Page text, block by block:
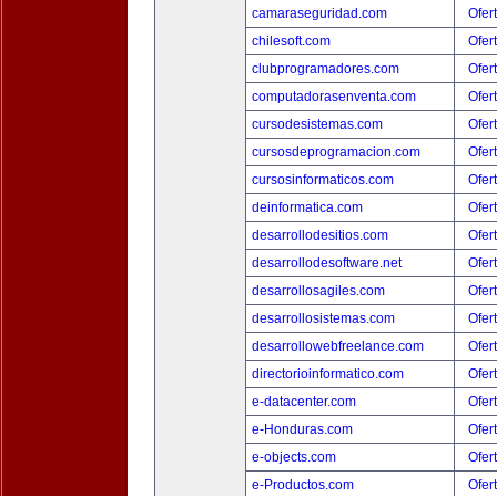
camaraseguridad.com
chilesoft.com
clubprogramadores.com
computadorasenventa.com
cursodesistemas.com
cursosdeprogramacion.com
cursosinformaticos.com
deinformatica.com
desarrollodesitios.com
desarrollodesoftware.net
desarrollosagiles.com
desarrollosistemas.com
desarrollowebfreelance.com
directorioinformatico.com
e-datacenter.com
e-Honduras.com
e-objects.com
e-Productos.com